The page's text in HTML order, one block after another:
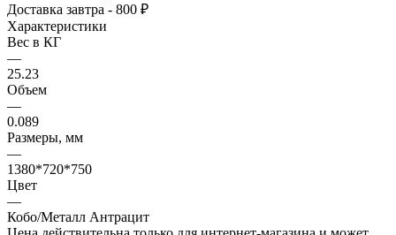
Доставка завтра - 800 ₽
Характеристики
Вес в КГ
—
25.23
Объем
—
0.089
Размеры, мм
—
1380*720*750
Цвет
—
Кобо/Металл Антрацит